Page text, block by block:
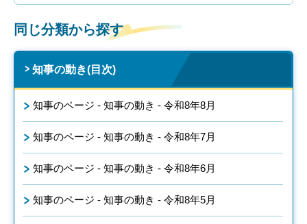
同じ分類から探す
知事の動き(目次)
知事のページ - 知事の動き - 令和8年8月
知事のページ - 知事の動き - 令和8年7月
知事のページ - 知事の動き - 令和8年6月
知事のページ - 知事の動き - 令和8年5月